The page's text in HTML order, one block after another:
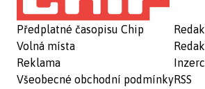
Předplatné časopisu Chip
Volná místa
Reklama
Všeobecné obchodní podmínkyRSS